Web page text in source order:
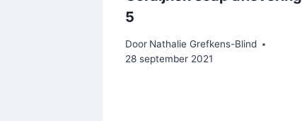
5
Door Nathalie Grefkens-Blind
28 september 2021